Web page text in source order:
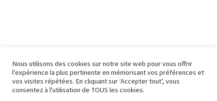
Nous utilisons des cookies sur notre site web pour vous offrir
l'expérience la plus pertinente en mémorisant vos préférences et
vos visites répétées. En cliquant sur ‘Accepter tout’, vous
consentez à l'utilisation de TOUS les cookies.